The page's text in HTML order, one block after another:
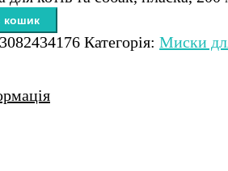
кошик
Категорія:Миски